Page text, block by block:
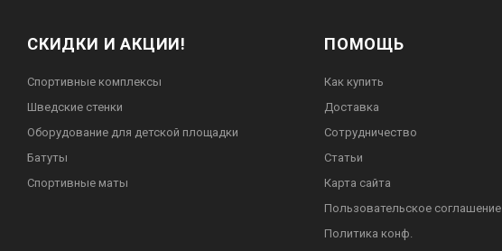
СКИДКИ И АКЦИИ!
Спортивные комплексы
Шведские стенки
Оборудование для детской площадки
Батуты
Спортивные маты
ПОМОЩЬ
Как купить
Доставка
Сотрудничество
Статьи
Карта сайта
Пользовательское соглашение
Политика конф.